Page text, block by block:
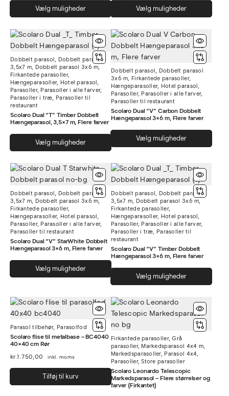
Vælg muligheder
vare
har
flere
varianter.
Mulighederne
kan
vælges
på
varesiden
Vælg muligheder
vare
Dobbelt parasol, Dobbelt parasol
3,5x7 m, Dobbelt parasol 3x6 m,
Firkantede parasoller,
Hængeparasoller, Hotel parasol,
Parasoller, Parasoller i alle farver,
Parasoller i træ, Parasoller til
restaurant
Scolaro Dual “T” Timber Dobbelt
Hængeparasol, 3,5×7 m, Flere farver
Vælg muligheder
vare
har
flere
varianter.
Mulighederne
kan
vælges
på
varesiden
Dobbelt parasol, Dobbelt parasol
3x6 m, Firkantede parasoller,
Hængeparasoller, Hotel parasol,
Parasoller, Parasoller i alle farver,
Parasoller til restaurant
Scolaro Dual “V” Carbon Dobbelt
Hængeparasol 3×6 m, Flere farver
Vælg muligheder
vare
Dobbelt parasol, Dobbelt parasol
3,5x7 m, Dobbelt parasol 3x6 m,
Firkantede parasoller,
Hængeparasoller, Hotel parasol,
Parasoller, Parasoller i alle farver,
Parasoller til restaurant
Scolaro Dual “V” StarWhite Dobbelt
Hængeparasol 3×6 m, Flere farver
Vælg muligheder
Dette
har
flere
varianter.
Mulighederne
vælges
på
varesiden
Dobbelt parasol, Dobbelt parasol
3,5x7 m, Dobbelt parasol 3x6 m,
Firkantede parasoller,
Hængeparasoller, Hotel parasol,
Parasoller, Parasoller i alle farver,
Parasoller i træ, Parasoller til
restaurant
Scolaro Dual “V” Timber Dobbelt
Hængeparasol 3×6 m, Flere farver
Vælg muligheder
vare
Parasol tilbehør, Parasolfod
Scolaro flise til metalbase – BC4040
40×40 cm Rør
kr.1.750,00 inkl. moms
Tilføj til kurv
Firkantede parasoller, Grå
parasoller, Markedsparasol 4x4 m,
Markedsparasoller, Parasol 4x4,
Parasoller,Store parasoller
Scolaro Leonardo Telescopic
Markedsparasol – Flere størrelser og
farver (Firkantet)